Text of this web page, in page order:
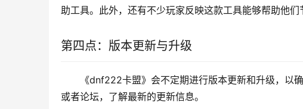
助工具。此外，还有不少玩家反映这款工具能够帮助他们
第四点：版本更新与升级
《dnf222卡盟》会不定期进行版本更新和升级，以
或者论坛，了解最新的更新信息。